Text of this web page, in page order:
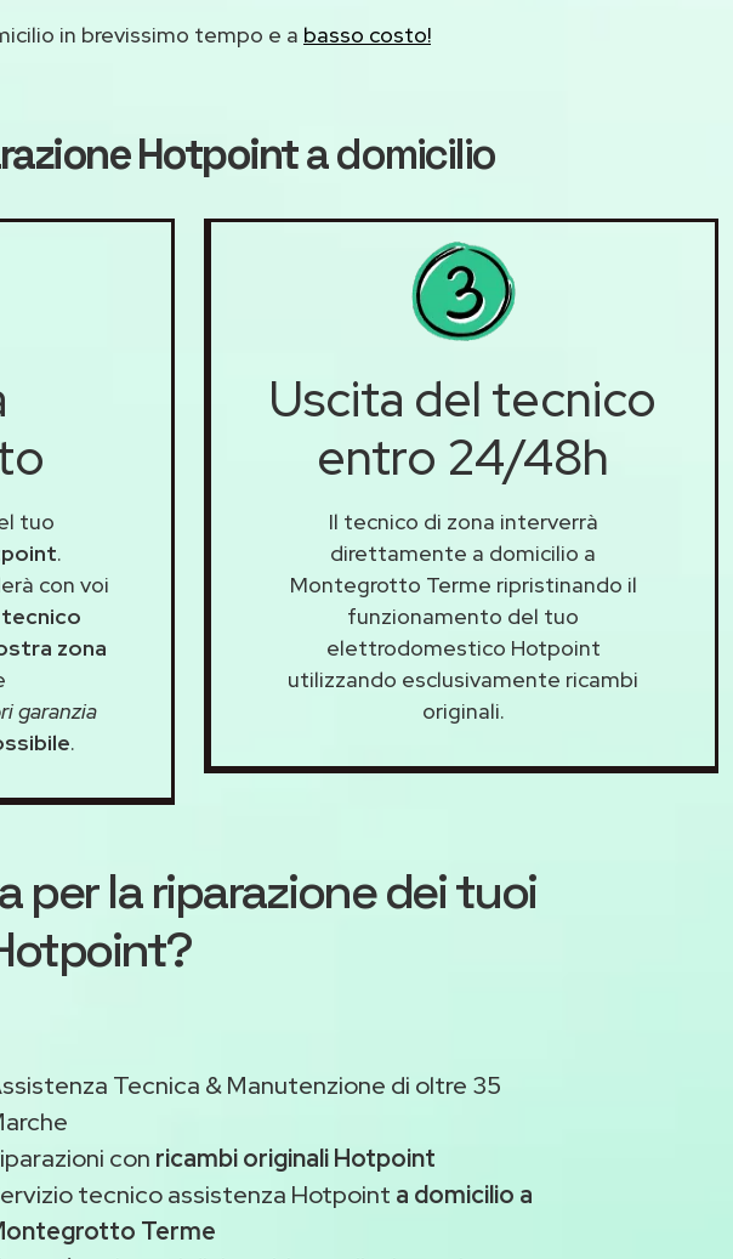
in brevissimo tempo e a basso costo!
Hotpointa domicilio
tuo
.
con voi
tecnico
zona
garanzia
.
Uscita del tecnico
entro 24/48h
Il tecnico di zona interverrà
direttamente a domicilio a
Montegrotto Terme ripristinando il
funzionamento del tuo
elettrodomestico Hotpoint
utilizzando esclusivamente ricambi
originali.
per la riparazione dei tuoi
Tecnica & Manutenzione di oltre 35
con ricambi originali Hotpoint
tecnico assistenza Hotpoint a domicilio a
Terme